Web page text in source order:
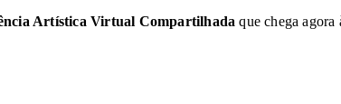
Artística Virtual Compartilhada que chega agora